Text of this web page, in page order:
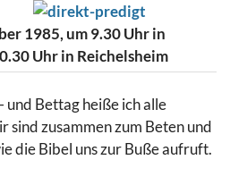
1985, um 9.30 Uhr in
Uhr in Reichelsheim
und Bettag heiße ich alle
sind zusammen zum Beten und
die Bibel uns zur Buße aufruft.